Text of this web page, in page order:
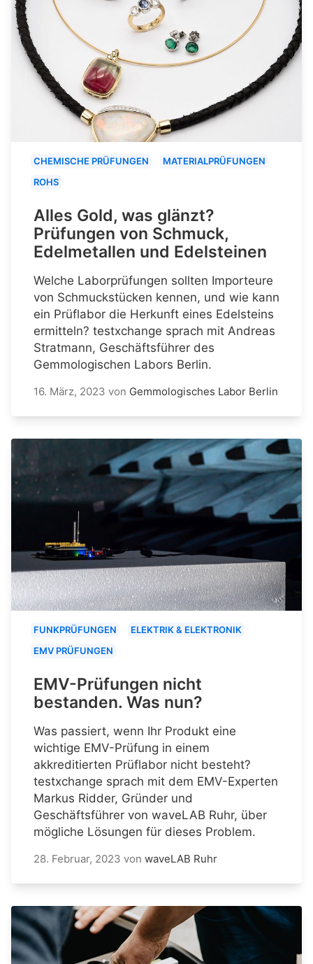
CHEMISCHE PRÜFUNGEN
MATERIALPRÜFUNGEN
ROHS
Alles Gold, was glänzt?
Prüfungen von Schmuck,
Edelmetallen und Edelsteinen
Welche Laborprüfungen sollten Importeure
von Schmuckstücken kennen, und wie kann
ein Prüflabor die Herkunft eines Edelsteins
ermitteln? testxchange sprach mit Andreas
Stratmann, Geschäftsführer des
Gemmologischen Labors Berlin.
16. März, 2023 von Gemmologisches Labor Berlin
FUNKPRÜFUNGEN
ELEKTRIK & ELEKTRONIK
EMV PRÜFUNGEN
EMV-Prüfungen nicht
bestanden. Was nun?
Was passiert, wenn Ihr Produkt eine
wichtige EMV-Prüfung in einem
akkreditierten Prüflabor nicht besteht?
testxchange sprach mit dem EMV-Experten
Markus Ridder, Gründer und
Geschäftsführer von waveLAB Ruhr, über
mögliche Lösungen für dieses Problem.
28. Februar, 2023 von waveLAB Ruhr